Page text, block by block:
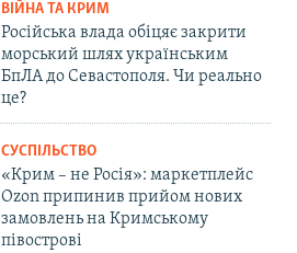
ВІЙНА ТА КРИМ
Російська влада обіцяє закрити
морський шлях українським
БпЛА до Севастополя. Чи реально
це?
СУСПІЛЬСТВО
«Крим – не Росія»: маркетплейс
Ozon припинив прийом нових
замовлень на Кримському
півострові